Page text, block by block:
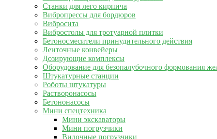
Станки для лего кирпича
Вибропрессы для бордюров
Вибросита
Вибростолы для тротуарной плитки
Бетоносмесители принудительного действия
Ленточные конвейеры
Дозирующие комплексы
Оборудование для безопалубочного формования
Штукатурные станции
Роботы штукатуры
Растворонасосы
Бетононасосы
Мини спецтехника
Мини экскаваторы
Мини погрузчики
Вилочные погрузчики